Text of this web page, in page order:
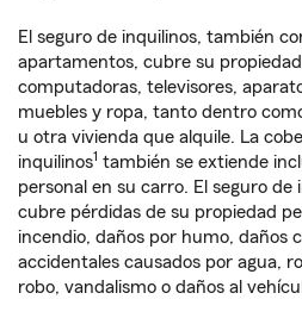
El seguro de inquilinos, también
apartamentos, cubre su
computadoras, televisores,
muebles y ropa, tanto dentro
u otra vivienda que alquile. La
inquilinos1 también se extiende
personal en su carro. El seguro
cubre pérdidas de su propiedad
incendio, daños por humo, daños
accidentales causados por agua,
robo, vandalismo o daños al